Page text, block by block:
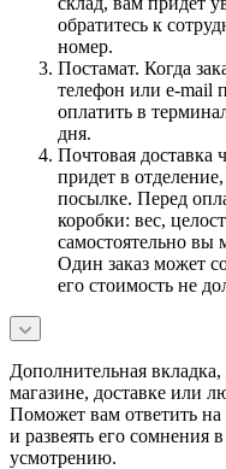
обратитесь к
номер.
Постамат. Когда
телефон или e-mail
оплатить в
дня.
Почтовая доставка
придет в
посылке. Перед
коробки: вес,
самостоятельно вы
Один заказ может
его стоимость не
Дополнительная
магазине, доставке или
Поможет вам ответить
и развеять его сомнения
усмотрению.